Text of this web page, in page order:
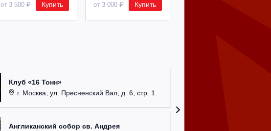
от 3 500 ₽ Купить от 3 000 ₽ Купить
Клуб «16 Тонн»
г. Москва, ул. Пресненский Вал, д. 6, стр. 1.
Англиканский собор св. Андрея